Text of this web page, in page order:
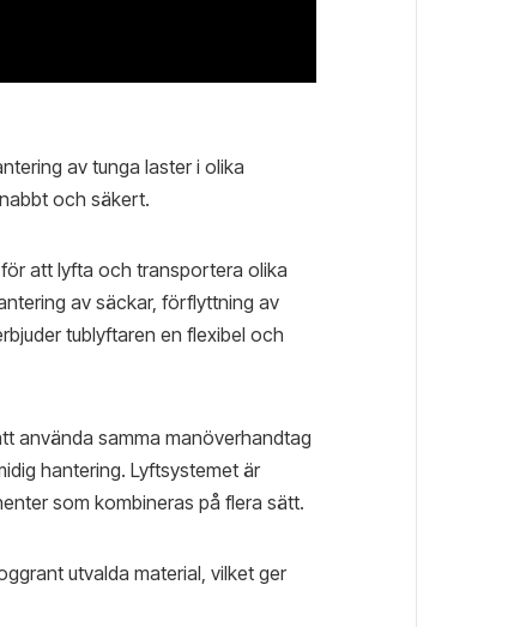
av tunga laster i olika
och säkert.
att lyfta och transportera olika
av säckar, förflyttning av
tublyftaren en flexibel och
använda samma manöverhandtag
hantering. Lyftsystemet är
som kombineras på flera sätt.
utvalda material, vilket ger